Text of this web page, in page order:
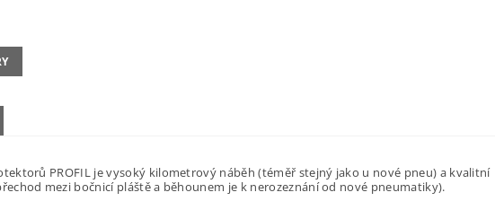
PROFIL je vysoký kilometrový náběh (téměř stejný jako u nové pneu) a kvalitní
mezi bočnicí pláště a běhounem je k nerozeznání od nové pneumatiky).